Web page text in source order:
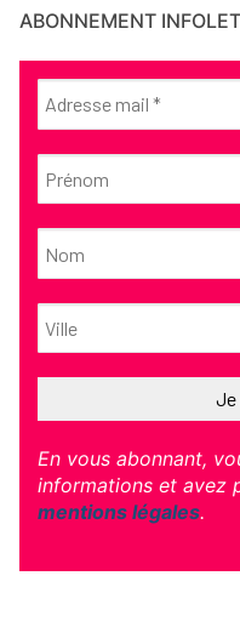
ABONNEMENT
En vous abonnant,
informations et avez
mentions légales.